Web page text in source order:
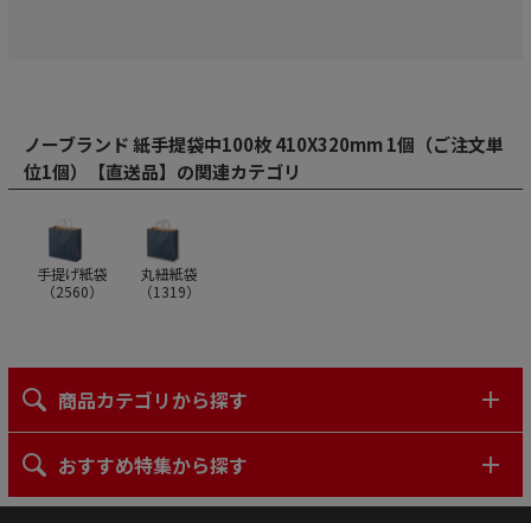
ノーブランド 紙手提袋中100枚 410X320mm 1個（ご注文単
位1個）【直送品】の関連カテゴリ
手提げ紙袋
（2560）
丸紐紙袋
（1319）
商品カテゴリから探す
おすすめ特集から探す